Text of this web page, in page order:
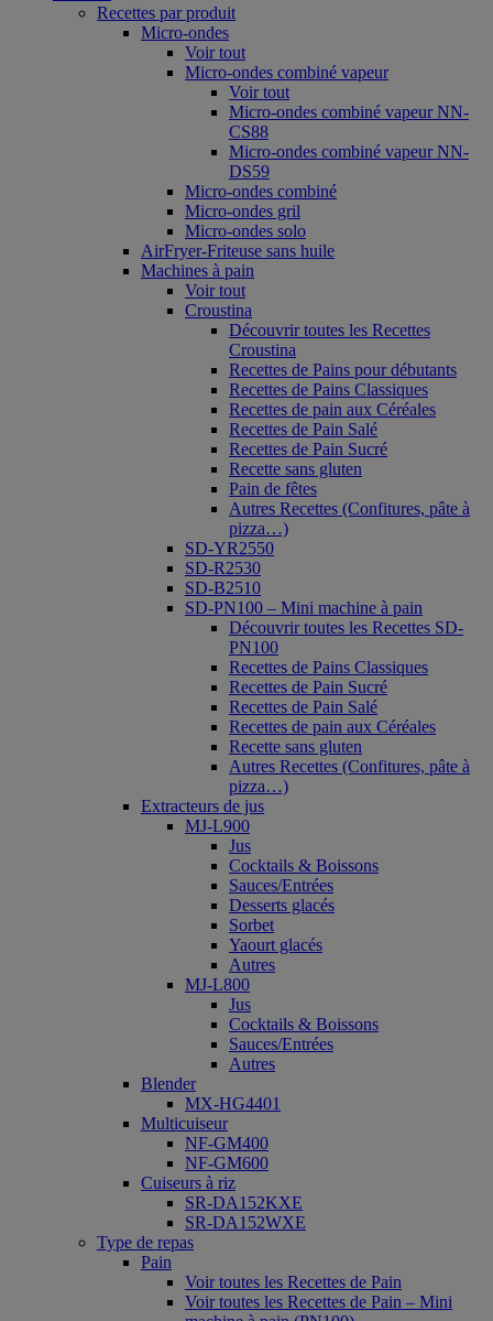
Recettes par produit
Micro-ondes
Voir tout
Micro-ondes combiné vapeur
Voir tout
Micro-ondes combiné vapeur NN-
CS88
Micro-ondes combiné vapeur NN-
DS59
Micro-ondes combiné
Micro-ondes gril
Micro-ondes solo
AirFryer-Friteuse sans huile
Machines à pain
Voir tout
Croustina
Découvrir toutes les Recettes
Croustina
Recettes de Pains pour débutants
Recettes de Pains Classiques
Recettes de pain aux Céréales
Recettes de Pain Salé
Recettes de Pain Sucré
Recette sans gluten
Pain de fêtes
Autres Recettes (Confitures, pâte à
pizza…)
SD-YR2550
SD-R2530
SD-B2510
SD-PN100 – Mini machine à pain
Découvrir toutes les Recettes SD-
PN100
Recettes de Pains Classiques
Recettes de Pain Sucré
Recettes de Pain Salé
Recettes de pain aux Céréales
Recette sans gluten
Autres Recettes (Confitures, pâte à
pizza…)
Extracteurs de jus
MJ-L900
Jus
Cocktails & Boissons
Sauces/Entrées
Desserts glacés
Sorbet
Yaourt glacés
Autres
MJ-L800
Jus
Cocktails & Boissons
Sauces/Entrées
Autres
Blender
MX-HG4401
Multicuiseur
NF-GM400
NF-GM600
Cuiseurs à riz
SR-DA152KXE
SR-DA152WXE
Type de repas
Pain
Voir toutes les Recettes de Pain
Voir toutes les Recettes de Pain – Mini